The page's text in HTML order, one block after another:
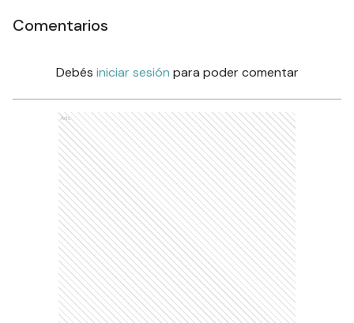
Comentarios
Debés iniciar sesión para poder comentar
Ads